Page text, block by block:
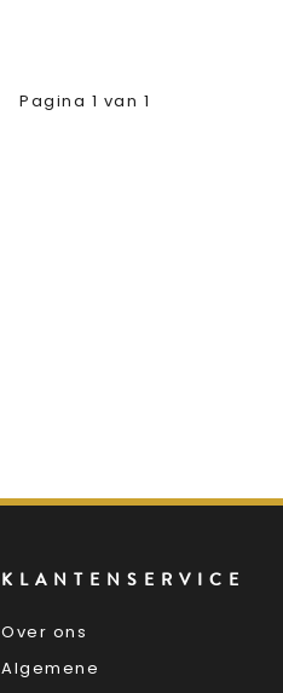
Pagina 1 van 1
KLANTENSERVICE
Over ons
Algemene